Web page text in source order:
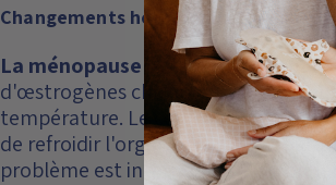
Changements hormonaux : la cause
La ménopause et la
d'œstrogènes chute,
température. Le cerveau interprète
de refroidir l'organisme. C'est
problème est interne, pas